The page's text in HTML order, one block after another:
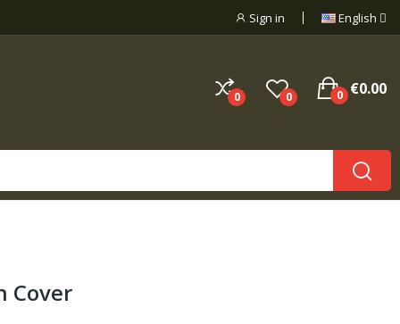
Sign in English
0 0 €0.00
0
Cover